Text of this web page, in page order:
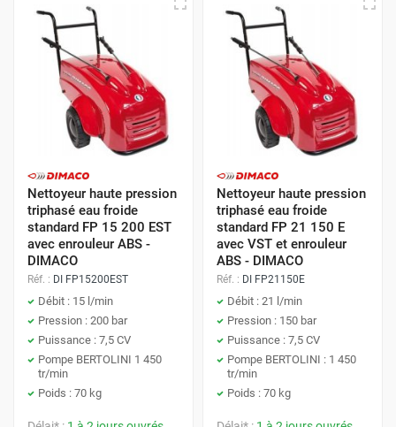
Nettoyeur haute pression
triphasé eau froide
standard FP 15 200 EST
avec enrouleur ABS -
DIMACO
Réf. : DI FP15200EST
Débit : 15 l/min
Pression : 200 bar
Puissance : 7,5 CV
Pompe BERTOLINI 1 450
tr/min
Poids : 70 kg
Nettoyeur haute pression
triphasé eau froide
standard FP 21 150 E
avec VST et enrouleur
ABS - DIMACO
Réf. : DI FP21150E
Débit : 21 l/min
Pression : 150 bar
Puissance : 7,5 CV
Pompe BERTOLINI : 1 450
tr/min
Poids : 70 kg